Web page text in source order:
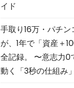
イド
手取り16万・パチ
が、1年で「資産＋
全記録。 〜意志力0
動く「3秒の仕組み